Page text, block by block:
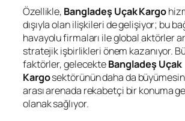
Özellikle, Bangladeş Uçak Kargo
dışıyla olan ilişkileri de gelişiyor; bu
havayolu firmaları ile global aktörler
stratejik işbirlikleri önem kazanıyor.
faktörler, gelecekteBangladeş Uçak
Kargosektörünün daha da
arası arenada rekabetçi bir konuma
olanak sağlıyor.